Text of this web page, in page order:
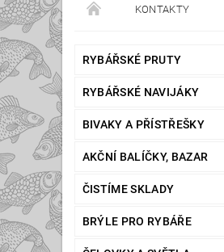
KONTAKTY
RYBÁŘSKÉ PRUTY
RYBÁŘSKÉ NAVIJÁKY
BIVAKY A PŘÍSTŘEŠKY
AKČNÍ BALÍČKY, BAZAR
ČISTÍME SKLADY
BRÝLE PRO RYBÁŘE